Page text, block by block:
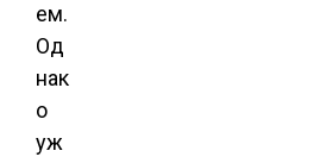
ем.
Од
нак
о
уж